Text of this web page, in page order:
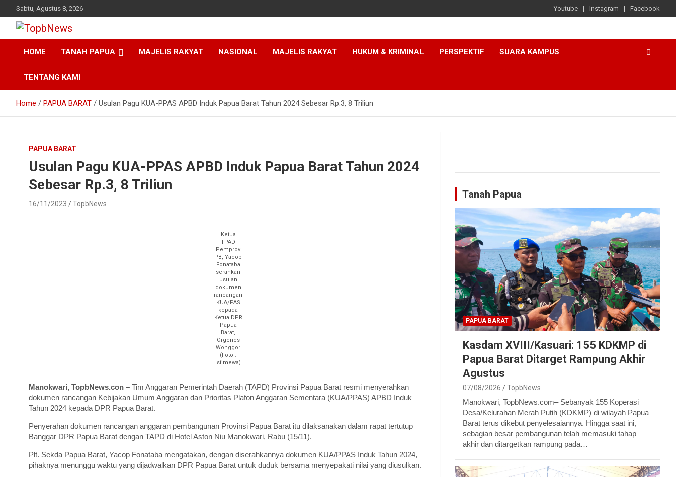
to
content
Sabtu, Agustus 8, 2026 Youtube Instagram Facebook
HOME TANAH PAPUA MAJELIS RAKYAT NASIONAL MAJELIS RAKYAT HUKUM & KRIMINAL PERSPEKTIF SUARA KAMPUS
TENTANG KAMI
Home PAPUA BARAT Usulan Pagu KUA-PPAS APBD Induk Papua Barat Tahun 2024 Sebesar Rp.3, 8 Triliun
PAPUA BARAT
Usulan Pagu KUA-PPAS APBD Induk Papua Barat Tahun 2024
Sebesar Rp.3, 8 Triliun
16/11/2023 TopbNews
Ketua
TPAD
Pemprov
PB, Yacob
Fonataba
serahkan
usulan
dokumen
rancangan
KUA/PAS
kepada
Ketua DPR
Papua
Barat,
Orgenes
Wonggor
(Foto :
Istimewa)
Manokwari, TopbNews.con – Tim Anggaran Pemerintah Daerah (TAPD) Provinsi Papua Barat resmi menyerahkan
dokumen rancangan Kebijakan Umum Anggaran dan Prioritas Plafon Anggaran Sementara (KUA/PPAS) APBD Induk
Tahun 2024 kepada DPR Papua Barat.
Penyerahan dokumen rancangan anggaran pembangunan Provinsi Papua Barat itu dilaksanakan dalam rapat tertutup
Banggar DPR Papua Barat dengan TAPD di Hotel Aston Niu Manokwari, Rabu (15/11).
Plt. Sekda Papua Barat, Yacop Fonataba mengatakan, dengan diserahkannya dokumen KUA/PPAS Induk Tahun 2024,
pihaknya menunggu waktu yang dijadwalkan DPR Papua Barat untuk duduk bersama menyepakati nilai yang diusulkan.
Tanah Papua
PAPUA BARAT
Kasdam XVIII/Kasuari: 155 KDKMP di
Papua Barat Ditarget Rampung Akhir
Agustus
07/08/2026 TopbNews
Manokwari, TopbNews.com– Sebanyak 155 Koperasi
Desa/Kelurahan Merah Putih (KDKMP) di wilayah Papua
Barat terus dikebut penyelesaiannya. Hingga saat ini,
sebagian besar pembangunan telah memasuki tahap
akhir dan ditargetkan rampung pada…